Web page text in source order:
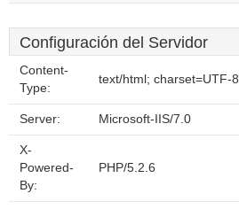
Configuración del Servidor
Content-
Type:
text/html; charset=UTF-8
Server: Microsoft-IIS/7.0
X-
Powered-
By:
PHP/5.2.6